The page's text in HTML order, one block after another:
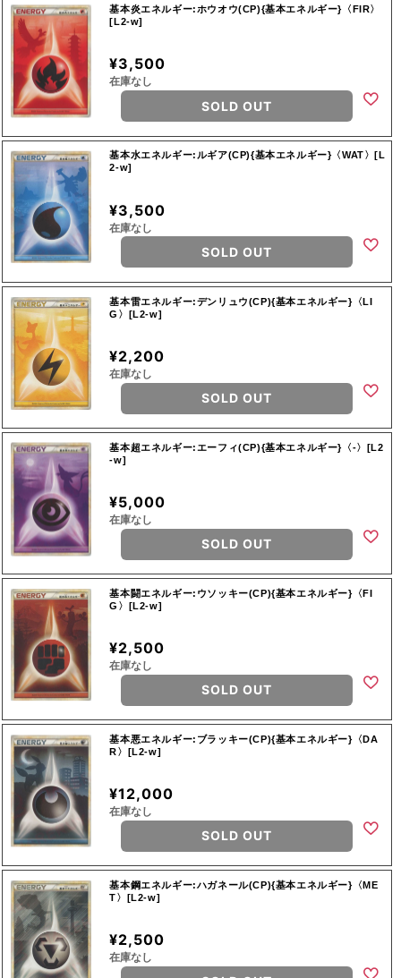
基本炎エネルギー:ホウオウ(CP){基本エネルギー}〈FIR〉
[L2-w]
¥3,500
在庫なし
SOLD OUT
基本水エネルギー:ルギア(CP){基本エネルギー}〈WAT〉[L
2-w]
¥3,500
在庫なし
SOLD OUT
基本雷エネルギー:デンリュウ(CP){基本エネルギー}〈LI
G〉[L2-w]
¥2,200
在庫なし
SOLD OUT
基本超エネルギー:エーフィ(CP){基本エネルギー}〈-〉[L2
-w]
¥5,000
在庫なし
SOLD OUT
基本闘エネルギー:ウソッキー(CP){基本エネルギー}〈FI
G〉[L2-w]
¥2,500
在庫なし
SOLD OUT
基本悪エネルギー:ブラッキー(CP){基本エネルギー}〈DA
R〉[L2-w]
¥12,000
在庫なし
SOLD OUT
基本鋼エネルギー:ハガネール(CP){基本エネルギー}〈ME
T〉[L2-w]
¥2,500
在庫なし